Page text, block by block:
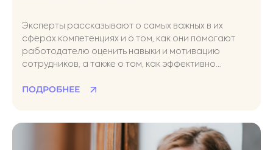
Эксперты рассказывают о самых важных в их
сферах компетенциях и о том, как они помогают
работодателю оценить навыки и мотивацию
сотрудников, а также о том, как эффективно
ПОДРОБНЕЕ